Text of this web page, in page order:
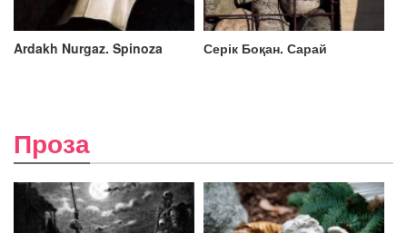
Ardakh Nurgaz. Spinoza Серік Боқан. Сарай
Проза